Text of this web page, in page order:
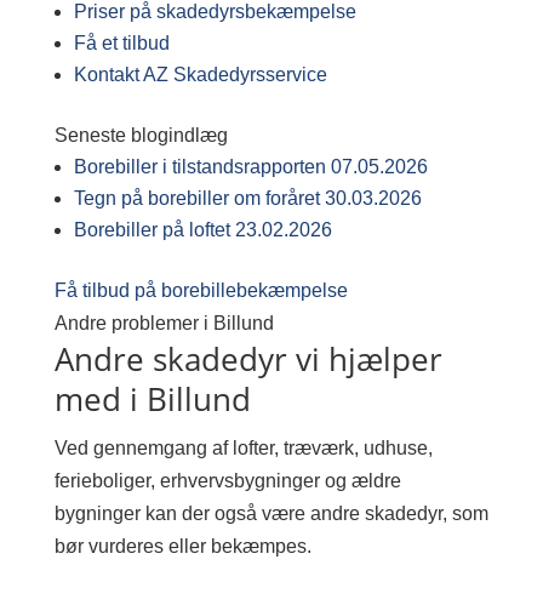
Priser på skadedyrsbekæmpelse
Få et tilbud
Kontakt AZ Skadedyrsservice
Seneste blogindlæg
Borebiller i tilstandsrapporten 07.05.2026
Tegn på borebiller om foråret 30.03.2026
Borebiller på loftet 23.02.2026
Få tilbud på borebillebekæmpelse
Andre problemer i Billund
Andre skadedyr vi hjælper
med i Billund
Ved gennemgang af lofter, træværk, udhuse,
ferieboliger, erhvervsbygninger og ældre
bygninger kan der også være andre skadedyr, som
bør vurderes eller bekæmpes.